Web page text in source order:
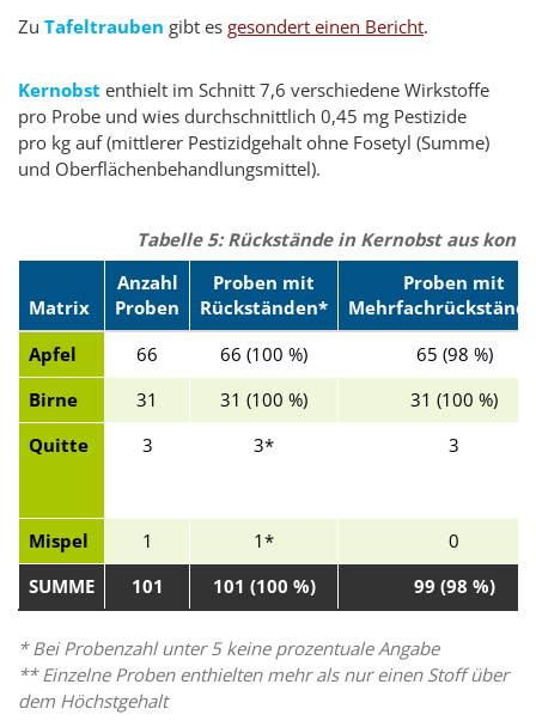
Zu Tafeltrauben gibt es gesondert einen Bericht.
Kernobst enthielt im Schnitt 7,6 verschiedene Wirkstoffe
pro Probe und wies durchschnittlich 0,45 mg Pestizide
pro kg auf (mittlerer Pestizidgehalt ohne Fosetyl (Summe)
und Oberflächenbehandlungsmittel).
Tabelle 5: Rückstände in Kernobst aus
Matrix
Anzahl
Proben
Proben mit
Rückständen*
Proben mit
Apfel
66 66 (100 %)
65 (98 %)
Birne
31 31 (100 %)
31 (100 %)
Quitte
3 3* 3
Mispel 1 1*
0
SUMME
101 101 (100 %) 99 (98 %)
* Bei Probenzahl unter 5 keine prozentuale Angabe
** Einzelne Proben enthielten mehr als nur einen Stoff über
dem Höchstgehalt